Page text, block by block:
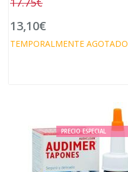
13,10€
TEMPORALMENTE AGOTADO
PRECIO ESPECIAL